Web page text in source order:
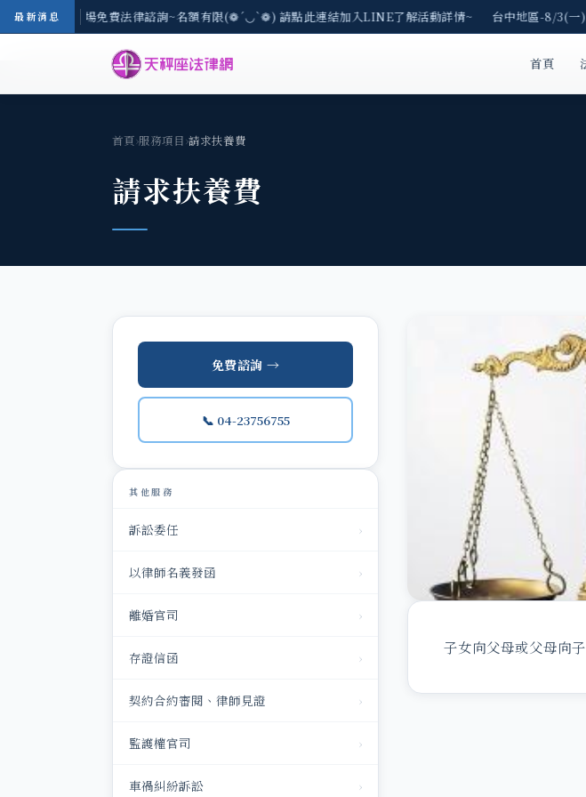
最新消息
區-8/3(一) 現場免費法律諮詢~名額有限(❁´◡`❁) 請點此連結加入LINE了解活動詳情~ 台中地區-8/3(一)
首頁
首頁›服務項目›請求扶養費
請求扶養費
免費諮詢 →
📞 04-23756755
其他服務
訴訟委任 ›
以律師名義發函 ›
離婚官司 ›
存證信函 ›
契約合約審閱、律師見證 ›
監護權官司 ›
車禍糾紛訴訟 ›
子女向父母或父母向